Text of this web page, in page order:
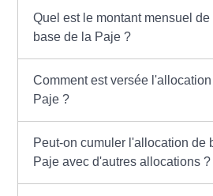
Quel est le montant mensuel
base de la Paje ?
Comment est versée
Paje ?
Peut-on cumuler l'allocation de
Paje avec d'autres allocations ?